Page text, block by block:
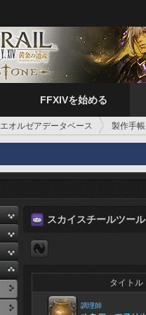
FFXIVを始める
エオルゼアデータベース 製作手帳
スカイスチールツール
タイトル
調理師